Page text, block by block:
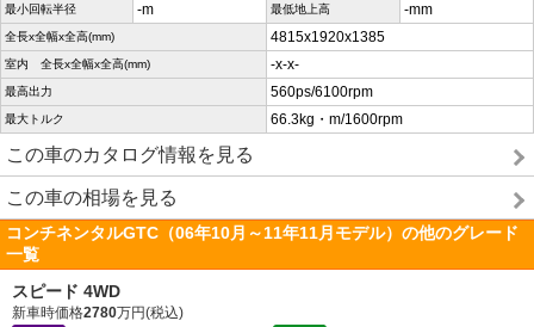
最小回転半径 -m 最低地上高 -mm
全長x全幅x全高(mm) 4815x1920x1385
室内 全長x全幅x全高(mm) -x-x-
最高出力 560ps/6100rpm
最大トルク 66.3kg・m/1600rpm
この車のカタログ情報を見る
この車の相場を見る
コンチネンタルGTC（06年10月～11年11月モデル）の他のグレード
一覧
スピード 4WD
新車時価格2780万円(税込)